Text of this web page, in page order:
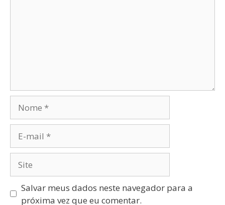
Salvar meus dados neste navegador para a
próxima vez que eu comentar.